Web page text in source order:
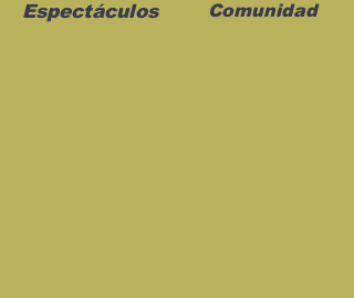
Espectáculos Comunidad